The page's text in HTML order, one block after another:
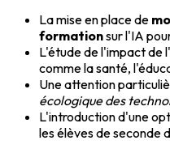
La mise en place de
formationsur l'IA
L'étude de l'impact de
comme la santé,
Une attention
écologique des
L'introduction d'une
les élèves de seconde